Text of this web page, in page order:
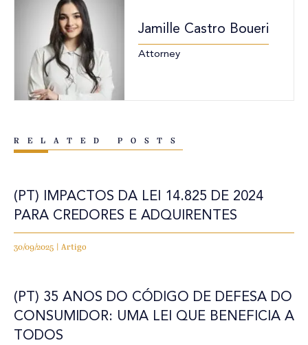
Jamille Castro Boueri
Attorney
RELATED POSTS
(PT) IMPACTOS DA LEI 14.825 DE 2024
PARA CREDORES E ADQUIRENTES
30/09/2025 | Artigo
(PT) 35 ANOS DO CÓDIGO DE DEFESA DO
CONSUMIDOR: UMA LEI QUE BENEFICIA A
TODOS